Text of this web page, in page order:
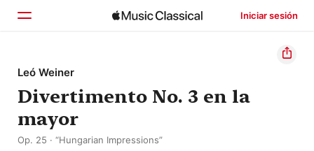
Iniciar sesión
Inicio
Explorar
Buscar
Leó Weiner
Divertimento No. 3 en la
mayor
Op. 25 · “Hungarian Impressions”